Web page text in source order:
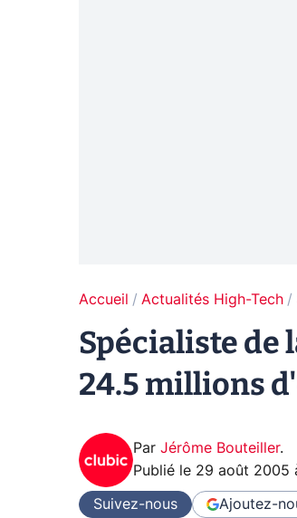
Accueil Actualités High-Tech
Spécialiste de
24.5 millions
Par Jérôme Bouteiller.
Publié le 29 août 2005
Suivez-nous Ajoutez-